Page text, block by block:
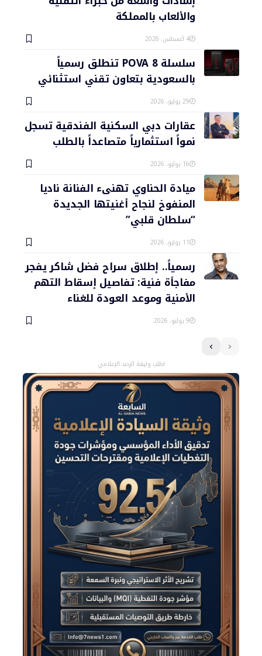
والألعاب بالمملكة
4 أغسطس، 2026
سلسلة POVA 8 تنطلق رسمياً
بالسعودية بتعاون تقني استثنائي
29 يوليو، 2026
عقارات دبي السكنية الفندقية تسجل
نمواً استثمارياً متصاعداً بالطلب
16 يوليو، 2026
ميادة الحناوي تهنىء الفنانة ناديا
المنفوخ لنجاح أغنيتها الجديدة
“سلطان قلبي”
11 يوليو، 2026
رسمياً.. إطلاق سراح فضل شاكر يفجر
مفاجأة فنية: تفاصيل إسقاط التهم
الأمنية وموعد العودة للغناء
9 يوليو، 2026
اطلب وثيقة الرصد الإعلامي